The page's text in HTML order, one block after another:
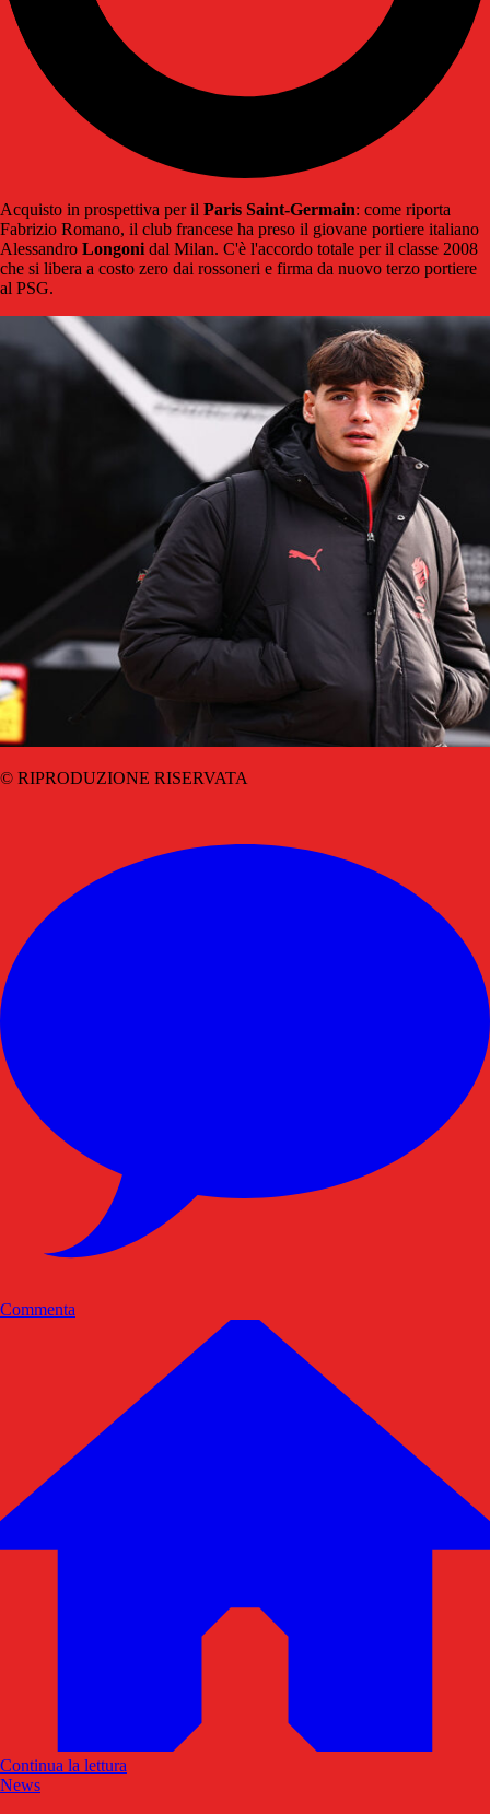
Acquisto in prospettiva per il Paris Saint-Germain: come riporta
Fabrizio Romano, il club francese ha preso il giovane portiere italiano
Alessandro Longoni dal Milan. C'è l'accordo totale per il classe 2008
che si libera a costo zero dai rossoneri e firma da nuovo terzo portiere
al PSG.
© RIPRODUZIONE RISERVATA
Commenta
Continua la lettura
News